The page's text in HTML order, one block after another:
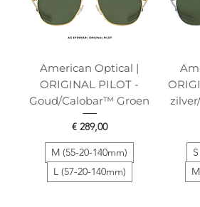
American Optical |
ORIGINAL PILOT -
Goud/Calobar™ Groen
Prijs
€ 289,00
M (55-20-140mm)
L (57-20-140mm)